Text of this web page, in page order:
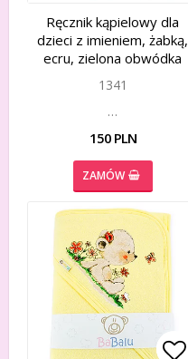
Ręcznik kąpielowy dla
dzieci z imieniem, żabką,
ecru, zielona obwódka
1341
…
150 PLN
ZAMÓW